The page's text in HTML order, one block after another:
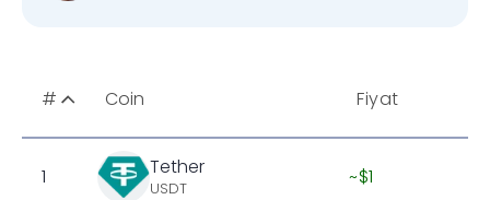
# Coin Fiyat
1 Tether
USDT ~$1